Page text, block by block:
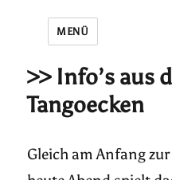
MENÜ
>> Info’s aus
Tangoecken
Gleich am Anfang